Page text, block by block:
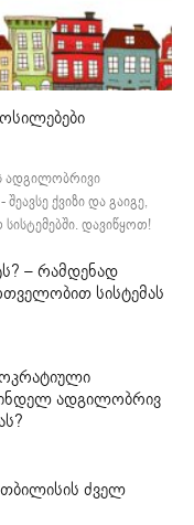
ადგილობრივი
ქვიზი და გაიგე,
დავიწყოთ!
– რამდენად
სისტემას
ადგილობრივ
თბილისის ძველ